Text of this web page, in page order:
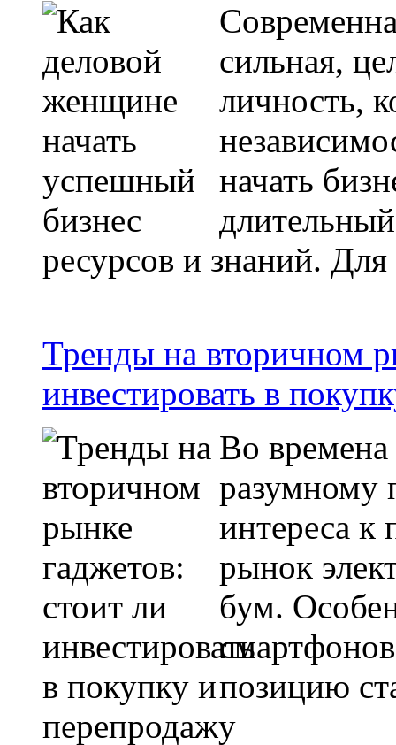
сильная,
личность,
начать
ресурсов и знаний. Для
Тренды на вторичном
инвестировать в
Во
разумному
интереса к
рынок
бум.
позицию